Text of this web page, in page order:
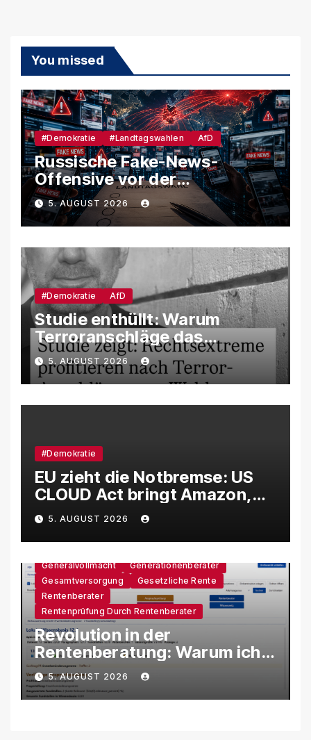
You missed
#Demokratie #Landtagswahlen AfD
Russische Fake-News-
Offensive vor der
Landtagswahl – So soll
unsere Demokratie
manipuliert werden
5. AUGUST 2026
#Demokratie AfD
Studie enthüllt: Warum
Terroranschläge das
Wahlverhalten verändern –
und weshalb die AfD davon
besonders profitiert
5. AUGUST 2026
#Demokratie
EU zieht die Notbremse: US
CLOUD Act bringt Amazon,
Google und Microsoft massiv
unter Druck
5. AUGUST 2026
Generalvollmacht
Generationenberater
Gesamtversorgung
Gesetzliche Rente
Rentenberater
Rentenprüfung Durch Rentenberater
Revolution in der
Rentenberatung: Warum ich
eine eigene KI-Software
entwickle
5. AUGUST 2026